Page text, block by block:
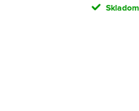
Skladom